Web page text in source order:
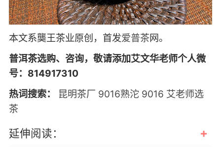
本文系龑王茶业原创，首发爱普茶网。
普洱茶选购、咨询，敬请添加艾文华老师个人微
号：814917310
热词搜索：
昆明茶厂 9016熟沱 9016 艾老师选
茶
延伸阅读： +